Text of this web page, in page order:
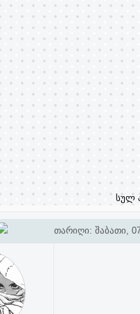
სულ
თარიღი: შაბათი,